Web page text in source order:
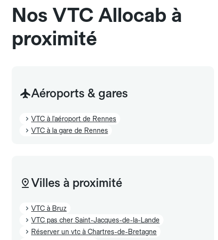
Nos VTC Allocab à
proximité
Aéroports & gares
VTC à l'aéroport de Rennes
VTC à la gare de Rennes
Villes à proximité
VTC à Bruz
VTC pas cher Saint-Jacques-de-la-Lande
Réserver un vtc à Chartres-de-Bretagne